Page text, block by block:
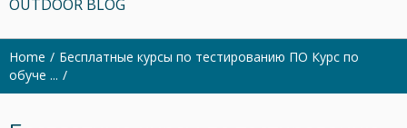
OUTDOOR BLOG
Home
Бесплатные курсы по тестированию ПО Курс по
обуче ...